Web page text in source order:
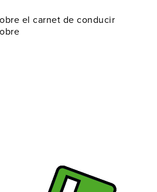
el carnet de conducir